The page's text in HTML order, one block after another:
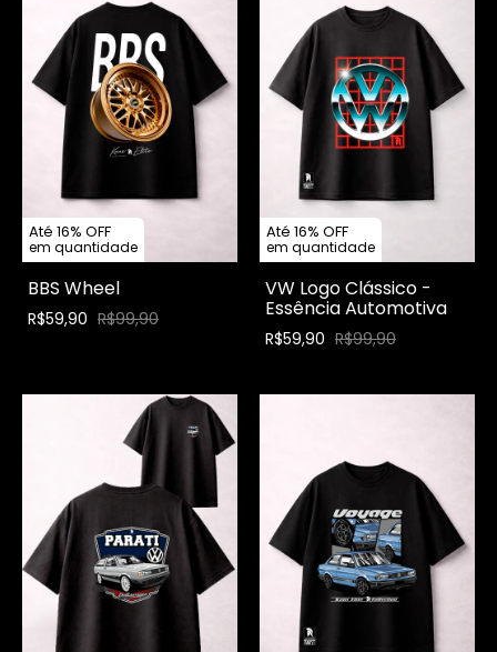
Até 16% OFF
em quantidade
BBS Wheel
R$59,90 R$99,90
Até 16% OFF
em quantidade
VW Logo Clássico -
Essência Automotiva
R$59,90 R$99,90